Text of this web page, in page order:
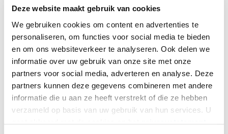
Deze website maakt gebruik van cookies
We gebruiken cookies om content en advertenties te
personaliseren, om functies voor social media te bieden
en om ons websiteverkeer te analyseren. Ook delen we
informatie over uw gebruik van onze site met onze
partners voor social media, adverteren en analyse. Deze
partners kunnen deze gegevens combineren met andere
informatie die u aan ze heeft verstrekt of die ze hebben
verzameld op basis van uw gebruik van hun services. U
De ‘Tuin van Bram de Groote’ in Uithoorn trekt jaarlijks honderden bezoekers.
Vrijwilligers hebben na de dood van Bram het werk in zijn tuin overgenomen. Een
kenner van de Amstelveense heemparken geeft de tuinlieden advies over de
inrichting en het onderhoud. Foto Marian Verweij.
Het Zijdelmeergebied omvat zo’n 30 ha en aan de rand ervan ligt
de ‘Tuin van Bram de Groote’. Dat is qua natuurbehoud met recht
een grensgeval. Bram had bij de Boterdijk een tuin geschapen